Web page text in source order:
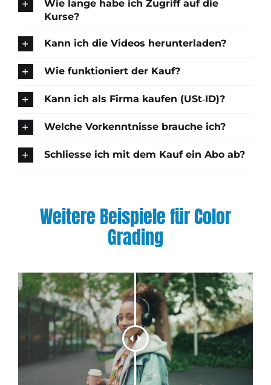
Wie lange habe ich Zugriff auf die
Kurse?
Kann ich die Videos herunterladen?
Wie funktioniert der Kauf?
Kann ich als Firma kaufen (USt‑ID)?
Welche Vorkenntnisse brauche ich?
Schliesse ich mit dem Kauf ein Abo ab?
Weitere Beispiele für Color
Grading